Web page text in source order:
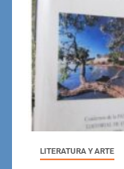
LITERATURA Y ARTE